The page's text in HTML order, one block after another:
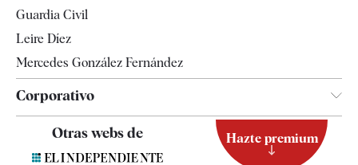
Guardia Civil
Leire Díez
Mercedes González Fernández
Corporativo
Contacto
Otras webs de Hazte premium